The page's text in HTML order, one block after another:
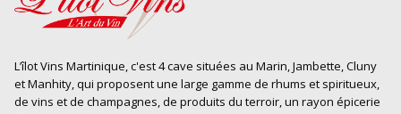
L’îlot Vins Martinique, c'est 4 cave situées au Marin, Jambette, Cluny
et Manhity, qui proposent une large gamme de rhums et spiritueux,
de vins et de champagnes, de produits du terroir, un rayon épicerie